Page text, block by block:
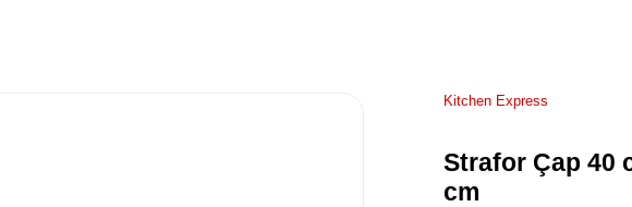
Kitchen Express
Strafor Çap 40
cm